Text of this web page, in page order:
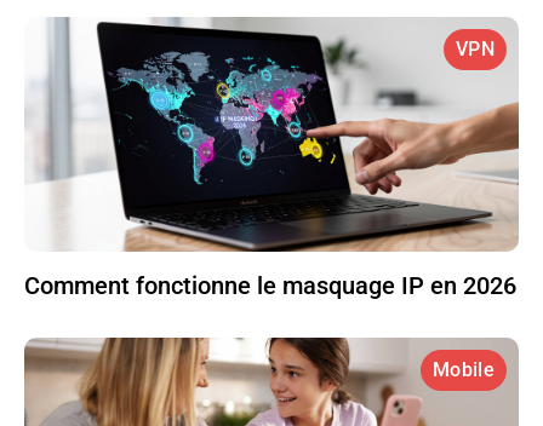
VPN
Comment fonctionne le masquage IP en 2026
Mobile